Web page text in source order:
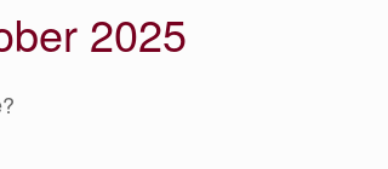
2025